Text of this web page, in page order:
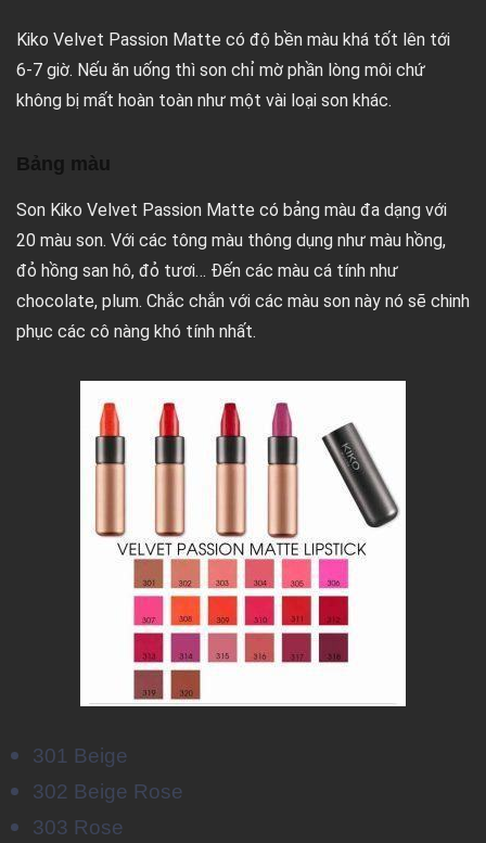
Kiko Velvet Passion Matte có độ bền màu khá tốt lên tới
6-7 giờ. Nếu ăn uống thì son chỉ mờ phần lòng môi chứ
không bị mất hoàn toàn như một vài loại son khác.
Bảng màu
Son Kiko Velvet Passion Matte có bảng màu đa dạng với
20 màu son. Với các tông màu thông dụng như màu hồng,
đỏ hồng san hô, đỏ tươi… Đến các màu cá tính như
chocolate, plum. Chắc chắn với các màu son này nó sẽ chinh
phục các cô nàng khó tính nhất.
301 Beige
302 Beige Rose
303 Rose